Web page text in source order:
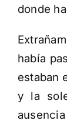
donde
había
estaban
y la